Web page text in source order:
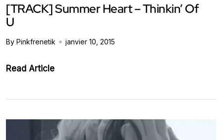
[TRACK] Summer Heart – Thinkin’ Of
U
By Pinkfrenetik janvier 10, 2015
Read Article